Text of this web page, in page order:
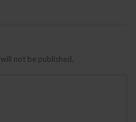
not be published.